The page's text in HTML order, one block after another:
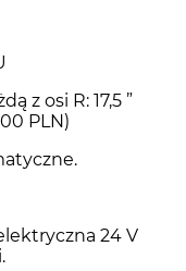
z osi R: 17,5 ”
PLN)
24 V